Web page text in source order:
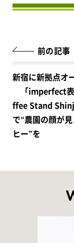
前の記事
新宿に新拠点オ
「imperfect
ffee Stand
で“農園の顔が
ヒー”を